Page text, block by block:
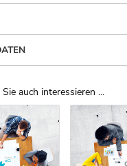
auch interessieren ...